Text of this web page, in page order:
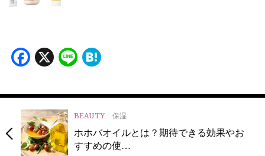
Facebook
X Line
BEAUTY 保湿
ホホバオイルとは？期待できる効果やお
すすめの使…